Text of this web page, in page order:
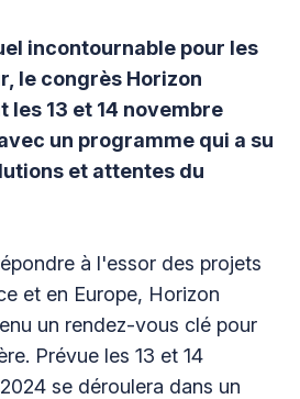
incontournable pour les
le congrès Horizon
les 13 et 14 novembre
un programme qui a su
et attentes du
à l'essor des projets
et en Europe, Horizon
un rendez-vous clé pour
Prévue les 13 et 14
se déroulera dans un